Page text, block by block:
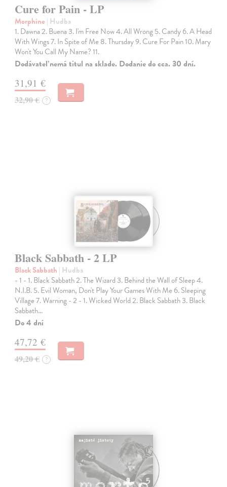
Cure for Pain - LP
Morphine | Hudba
1. Dawna 2. Buena 3. I'm Free Now 4. All Wrong 5. Candy 6. A Head
With Wings 7. In Spite of Me 8. Thursday 9. Cure For Pain 10. Mary
Won't You Call My Name? 11.
Dodávateľ nemá titul na sklade. Dodanie do cca. 30 dní.
31,91 €
32,90 € ?
Black Sabbath - 2 LP
Black Sabbath | Hudba
- 1 - 1. Black Sabbath 2. The Wizard 3. Behind the Wall of Sleep 4.
N.I.B. 5. Evil Woman, Don't Play Your Games With Me 6. Sleeping
Village 7. Warning - 2 - 1. Wicked World 2. Black Sabbath 3. Black
Sabbath…
Do 4 dní
47,72 €
49,20 € ?